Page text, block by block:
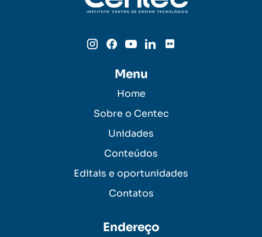
Menu
Home
Sobre o Centec
Unidades
Conteúdos
Editais e oportunidades
Contatos
Endereço